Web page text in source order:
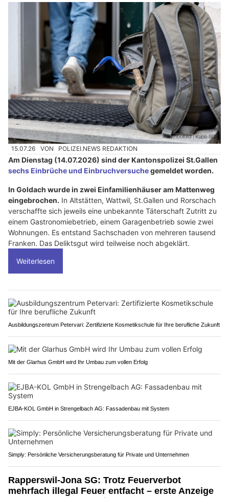
15.07.26 VON POLIZEI.NEWS REDAKTION
Am Dienstag (14.07.2026) sind der Kantonspolizei St.Gallen
sechs Einbrüche und Einbruchversuchegemeldet worden.
In Goldach wurde in zwei Einfamilienhäuser am Mattenweg
eingebrochen. In Altstätten, Wattwil, St.Gallen und Rorschach
verschaffte sich jeweils eine unbekannte Täterschaft Zutritt zu
einem Gastronomiebetrieb, einem Garagenbetrieb sowie zwei
Wohnungen. Es entstand Sachschaden von mehreren tausend
Franken. Das Deliktsgut wird teilweise noch abgeklärt.
Weiterlesen
Ausbildungszentrum Petervari: Zertifizierte Kosmetikschule für Ihre berufliche Zukunft
Mit der Glarhus GmbH wird Ihr Umbau zum vollen Erfolg
EJBA-KOL GmbH in Strengelbach AG: Fassadenbau mit System
Simply: Persönliche Versicherungsberatung für Private und Unternehmen
Rapperswil-Jona SG: Trotz Feuerverbot
mehrfach illegal Feuer entfacht – erste Anzeige